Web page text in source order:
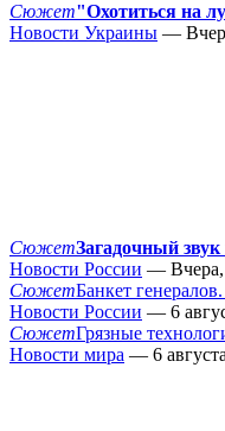
Сюжет"Охотиться на
Новости Украины —
СюжетЗагадочный
Новости России — Вчера,
СюжетБанкет
Новости России — 6
СюжетГрязные
Новости мира — 6